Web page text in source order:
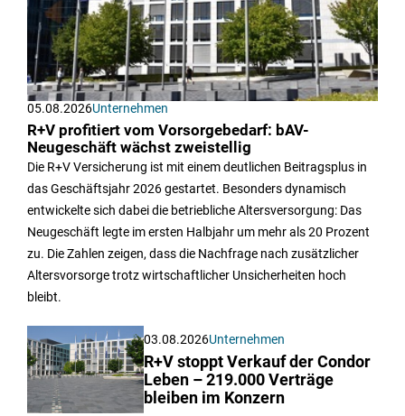
05.08.2026Unternehmen
R+V profitiert vom Vorsorgebedarf: bAV-
Neugeschäft wächst zweistellig
Die R+V Versicherung ist mit einem deutlichen Beitragsplus in
das Geschäftsjahr 2026 gestartet. Besonders dynamisch
entwickelte sich dabei die betriebliche Altersversorgung: Das
Neugeschäft legte im ersten Halbjahr um mehr als 20 Prozent
zu. Die Zahlen zeigen, dass die Nachfrage nach zusätzlicher
Altersvorsorge trotz wirtschaftlicher Unsicherheiten hoch
bleibt.
03.08.2026Unternehmen
R+V stoppt Verkauf der Condor
Leben – 219.000 Verträge
bleiben im Konzern